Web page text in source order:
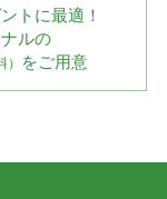
トに最適！
ルの
） をご用意